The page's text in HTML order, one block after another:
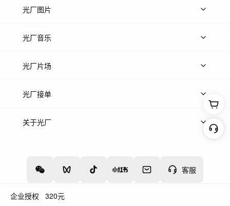
企业授权 320元
客服
上传视频
光厂图片
上传图片
光厂音乐
热门音乐
光厂片场
上传案例
光厂接单
上架服务
关于光厂